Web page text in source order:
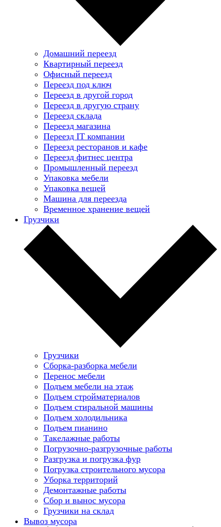
Домашний переезд
Квартирный переезд
Офисный переезд
Переезд под ключ
Переезд в другой город
Переезд в другую страну
Переезд склада
Переезд магазина
Переезд IT компании
Переезд ресторанов и кафе
Переезд фитнес центра
Промышленный переезд
Упаковка мебели
Упаковка вещей
Машина для переезда
Временное хранение вещей
Грузчики
Грузчики
Сборка-разборка мебели
Перенос мебели
Подъем мебели на этаж
Подъем стройматериалов
Подъем стиральной машины
Подъем холодильника
Подъем пианино
Такелажные работы
Погрузочно-разгрузочные работы
Разгрузка и погрузка фур
Погрузка строительного мусора
Уборка территорий
Демонтажные работы
Сбор и вынос мусора
Грузчики на склад
Вывоз мусора